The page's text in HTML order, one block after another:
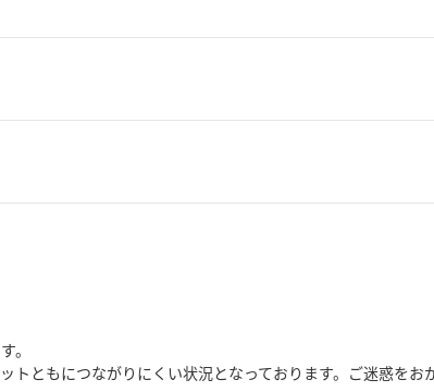
。
ともにつながりにくい状況となっております。ご迷惑をお